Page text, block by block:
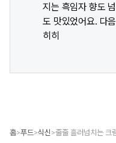
지는 흑임자 향도
도 맛있었어요. 다
히히
홈>푸드>식신 >줄줄 흘러넘치는 크